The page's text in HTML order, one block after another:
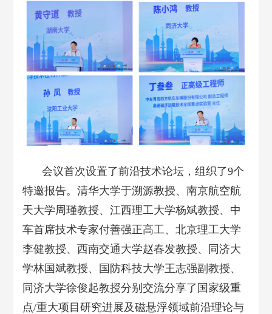
会议首次设置了前沿技术论坛，组织了9个
特邀报告。清华大学于溯源教授、南京航空航
天大学周瑾教授、江西理工大学杨斌教授、中
车首席技术专家付善强正高工、北京理工大学
李健教授、西南交通大学赵春发教授、同济大
学林国斌教授、国防科技大学王志强副教授、
同济大学徐俊起教授分别交流分享了国家级重
点/重大项目研究进展及磁悬浮领域前沿理论与